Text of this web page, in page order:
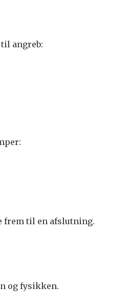
angreb:
frem til en afslutning.
og fysikken.